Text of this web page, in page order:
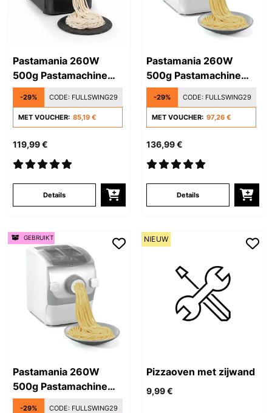
Pastamania 260W
500g Pastamachine
Zwart
-29% CODE: FULLSWING29
MET VOUCHER: 85,19 €
119,99 €
Details
Pastamania 260W
500g Pastamachine
Wit
-29% CODE: FULLSWING29
MET VOUCHER: 97,26 €
136,99 €
Details
Pastamania 260W
500g Pastamachine
Wit
-29% CODE: FULLSWING29
GEBRUIKT
Pizzaoven met zijwand
9,99 €
NIEUW